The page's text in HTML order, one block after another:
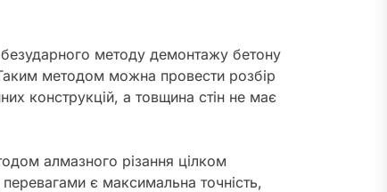
методу демонтажу бетону
методом можна провести розбір
конструкцій, а товщина стін не має
алмазного різання цілком
є максимальна точність,